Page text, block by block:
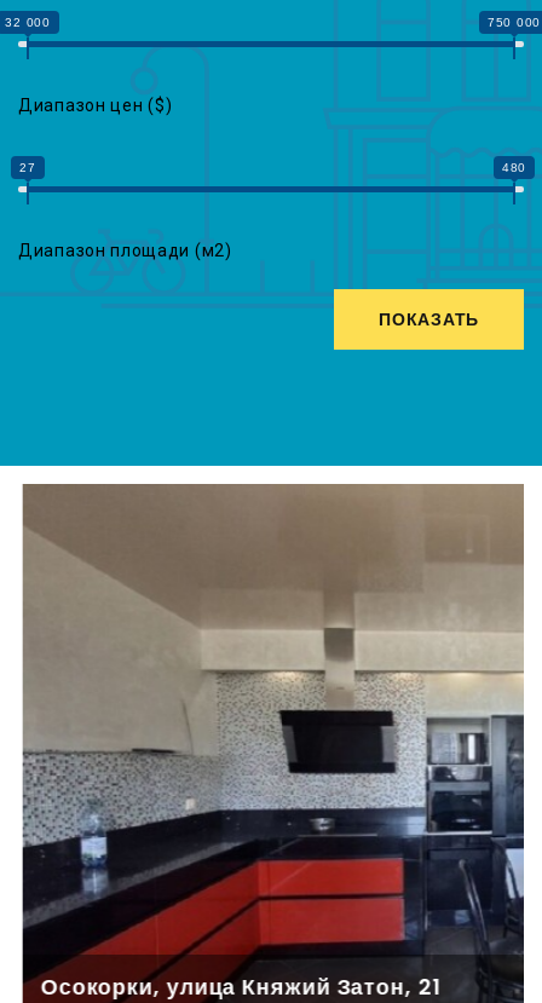
Диапазон цен ($)
32 000 750 000
Диапазон площади (м2)
27 480
Осокорки, улица Княжий Затон, 21